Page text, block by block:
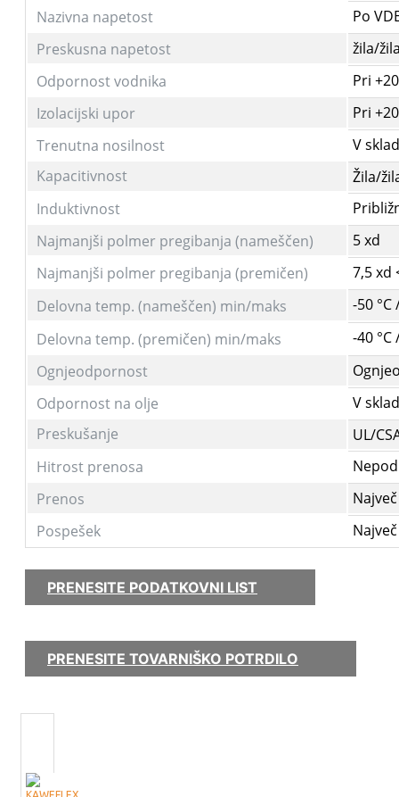
Nazivna napetost
Po
Preskusna napetost
žila/
Odpornost vodnika
Pri
Izolacijski upor
Pri
Trenutna nosilnost
V
Kapacitivnost
Žila/
Induktivnost
Najmanjši polmer pregibanja (nameščen)
5 xd
Najmanjši polmer pregibanja (premičen)
7,5 xd
Delovna temp. (nameščen) min/maks
-50 °C
Delovna temp. (premičen) min/maks
-40 °C
Ognjeodpornost
Odpornost na olje
V
Preskušanje
UL/
Hitrost prenosa
Prenos
Pospešek
PRENESITE PODATKOVNI LIST
PRENESITE TOVARNIŠKO POTRDILO